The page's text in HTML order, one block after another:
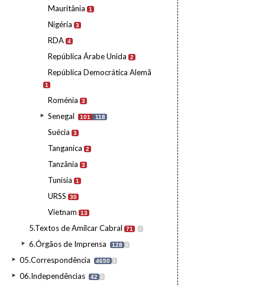
Mauritânia 1
Nigéria 3
RDA 4
República Árabe Unida 2
República Democrática Alemã
1
Roménia 3
Senegal 101 118
Suécia 3
Tanganica 2
Tanzânia 3
Tunísia 1
URSS 30
Vietnam 13
5.Textos de Amílcar Cabral 71 I
6.Órgãos de Imprensa 128 I
05.Correspondência 4650 I
06.Independências 42 I